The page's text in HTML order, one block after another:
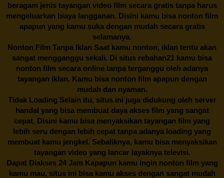
beragam jenis tayangan video film secara gratis tanpa harus
mengeluarkan biaya langganan. Disini kamu bisa nonton film
apapun yang kamu suka dengan mudah secara gratis
selamanya.
Nonton Film Tanpa Iklan Saat kamu nonton, iklan tentu akan
sangat mengganggu sekali. Di situs rebahan21 kamu bisa
nonton film secara online tanpa terganggu oleh adanya
tayangan iklan. Kamu bisa nonton film apapun dengan
mudah dan nyaman.
Tidak Loading Selain itu, situs ini juga didukung oleh server
handal yang bisa membuat daya akses film yang sangat
cepat. Disini kamu bisa menyaksikan tayangan film yang
lebih seru dengan lebih cepat tanpa adanya loading yang
membuat kamu jengkel. Sebaliknya, kamu bisa menyaksikan
tayangan video yang lancar layaknya televisi.
Dapat Diakses 24 Jam Kapapun kamu ingin nonton film yang
kamu mau, situs ini bisa kamu akses dengan sangat mudah